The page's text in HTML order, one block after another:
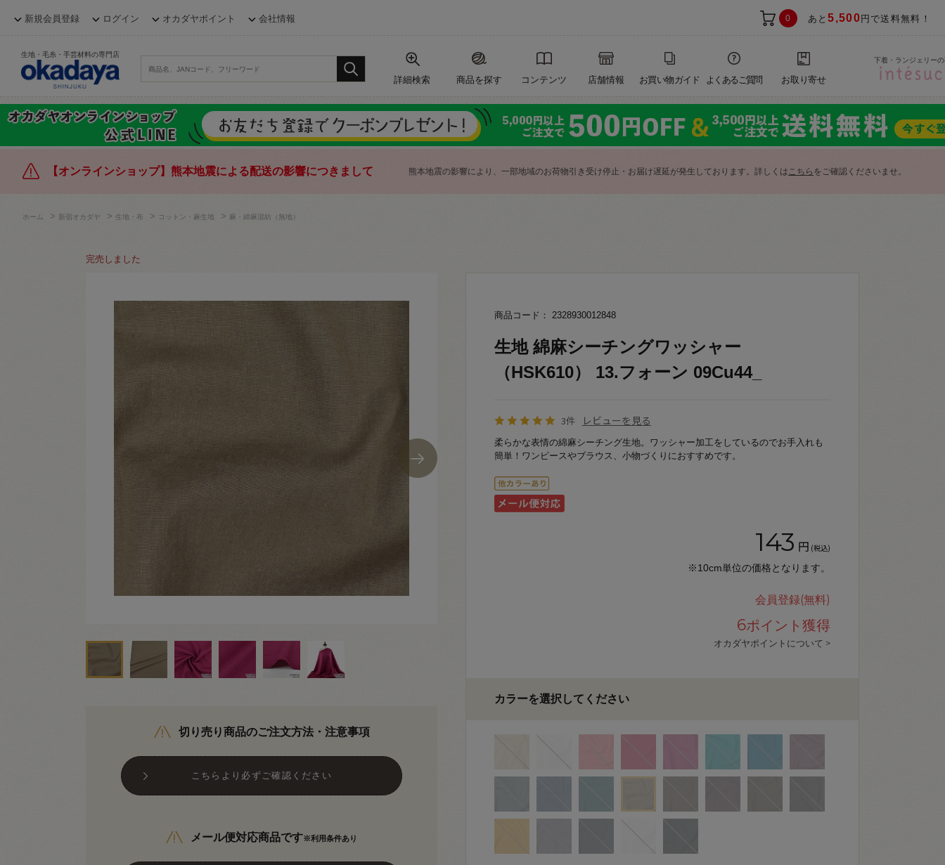
新規会員登録 ログイン オカダヤポイント 会社情報 0 あと5,500 円で送料無料！
生地・毛糸・手芸材料の専門店
詳細検索 商品を探す コンテンツ 店舗情報 お買い物ガイド よくあるご質問 お取り寄せ
下着・ランジェリー
【オンラインショップ】熊本地震による配送の影響につきまして 熊本地震の影響により、一部地域のお荷物引き受け停止・お届け遅延が発生しております。詳しくはこちら をご確認くださいませ。
ホーム > 新宿オカダヤ > 生地・布 > コットン・麻生地 > 麻・綿麻混紡（無地）
完売しました
切り売り商品のご注文方法・注意事項
こちらより必ずご確認ください
メール便対応商品です※利用条件あり
商品コード： 2328930012848
生地 綿麻シーチングワッシャー
（HSK610） 13.フォーン 09Cu44_
3件 レビューを見る
柔らかな表情の綿麻シーチング生地。ワッシャー加工をしているのでお手入れも
簡単！ワンピースやブラウス、小物づくりにおすすめです。
143 円 (税込)
※10cm単位の価格となります。
会員登録(無料)
6ポイント獲得
オカダヤポイントについて >
カラーを選択してください